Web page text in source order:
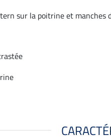
sur la poitrine et manches